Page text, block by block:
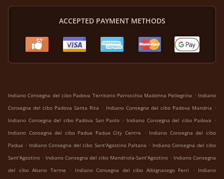
ACCEPTED PAYMENT METHODS
Indiano Consegna del cibo Padova Territorio Parrocchia Madonna Pellegrina . Indiano
Consegna del cibo Padova Santa Rita . Indiano Consegna del cibo Padova Mandria .
Indiano Consegna del cibo Padova San Paolo . Indiano Consegna del cibo Padova .
Indiano Consegna del cibo Padua Padua City Centre
. Indiano Consegna del cibo
Padua . Indiano Consegna del cibo Sant'Agostino Paltana . Indiano Consegna del cibo
Sant'Agostino . Indiano Consegna del cibo Mandriola-Sant'Agostino . Indiano Consegna
del cibo Abano Terme
. Indiano Consegna del cibo Albignasego Ferri . Indiano